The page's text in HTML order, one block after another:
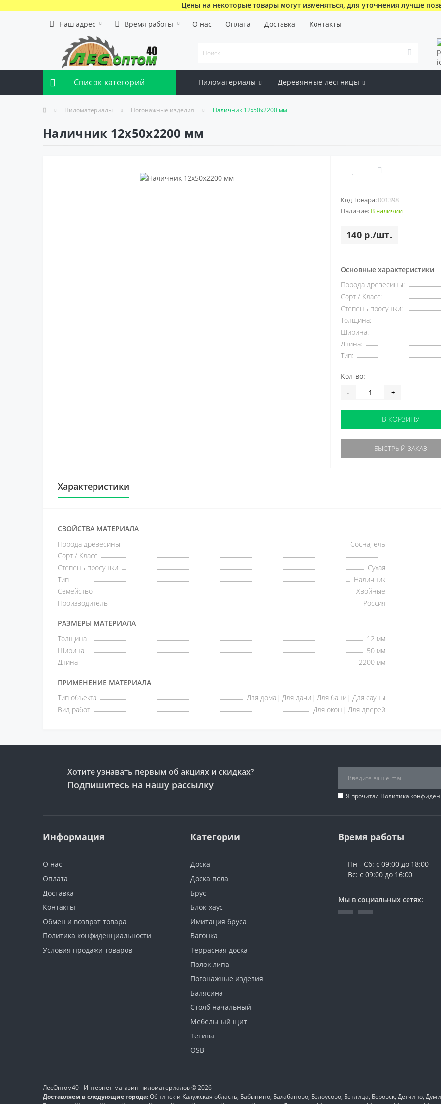
Цены на некоторые товары могут изменяться, для уточнения лучше
Наш адрес
Время работы О нас Оплата Доставка Контакты
Список категорий Пиломатериалы Деревянные лестницы
Пиломатериалы Погонажные изделия Наличник 12x50x2200 мм
Наличник 12x50x2200 мм
Код Товара:001398
Наличие: В наличии
140 р./шт.
Основные характеристики
Порода древесины:
Сорт / Класс:
Степень просушки:
Толщина:
Ширина:
Длина:
Тип:
Кол-во:
- +
В КОРЗИНУ
БЫСТРЫЙ ЗАКАЗ
Характеристики
СВОЙСТВА МАТЕРИАЛА
Порода древесины
Сосна, ель
Сорт / Класс
Степень просушки
Сухая
Тип
Наличник
Семейство
Хвойные
Производитель
Россия
РАЗМЕРЫ МАТЕРИАЛА
Толщина
12 мм
Ширина
50 мм
Длина
2200 мм
ПРИМЕНЕНИЕ МАТЕРИАЛА
Тип объекта
Для дома| Для дачи| Для бани| Для сауны
Вид работ
Для окон| Для дверей
Хотите узнавать первым об акциях и скидках?
Подпишитесь на нашу рассылку
Я прочитал Политика
Информация
О нас
Оплата
Доставка
Контакты
Обмен и возврат товара
Политика конфиденциальности
Условия продажи товаров
Категории
Доска
Доска пола
Брус
Блок-хаус
Имитация бруса
Вагонка
Террасная доска
Полок липа
Погонажные изделия
Балясина
Столб начальный
Мебельный щит
Тетива
OSB
Время работы
Пн - Сб: с 09:00 до 18:00
Вс: с 09:00 до 16:00
Мы в социальных сетях:
ЛесОптом40 - Интернет-магазин пиломатериалов © 2026
Доставляем в следующие города:Обнинск и Калужская область, Бабынино, Балабаново, Белоусово, Бетлица, Боровск, Детчино,